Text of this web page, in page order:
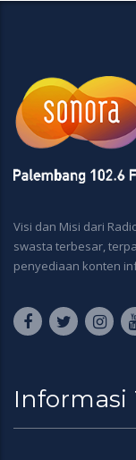
Visi dan Misi dari
swasta terbesar,
penyediaan konten
Informasi